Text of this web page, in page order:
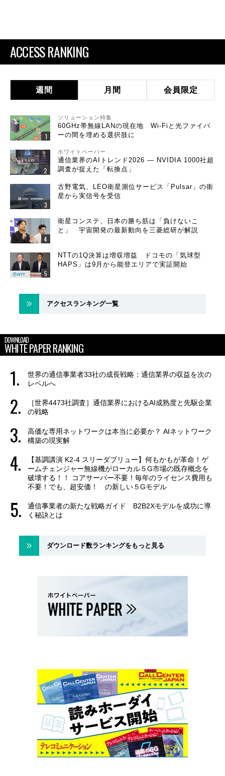
ACCESS RANKING
週間 月間 会員限定
ソリューション特集
60GHz帯無線LANの現在地 Wi-Fiと光ファイバ
ーの間を埋める選択肢に
ホワイトペーパー
通信業界のAIトレンド2026 ― NVIDIA 1000社超
調査が捉えた「転換点」
古野電気、LEO衛星測位サービス「Pulsar」の衛
星から実信号を受信
衛星コンステ、日本の勝ち筋は「負けないこ
と」 宇宙開発の最新動向を三菱総研が解説
NTTの1Q決算は増収増益 ドコモの「気球型
HAPS」は9月から能登エリアで実証開始
アクセスランキング一覧
DOWNLOAD
WHITE PAPER RANKING
世界の通信事業者33社の成長戦略：通信業界の収益を次の
レベルへ
［世界4473社調査］通信業界におけるAI成熟度と先駆企業
の戦略
高価な専用ネットワークは本当に必要か？ AIネットワーク
構築の現実解
【基調講演 K2-4 スリーダブリュー】何もかもが革命！ゲ
ームチェンジャー無線機がローカル５G市場の既存概念を
破壊する！！ コアサーバー不要！毎年のライセンス費用も
不要！でも、超安価！ の新しい５Gモデル
通信事業者の新たな戦略ガイド B2B2Xモデルを成功に導
く秘訣とは
ダウンロード数ランキングをもっと見る